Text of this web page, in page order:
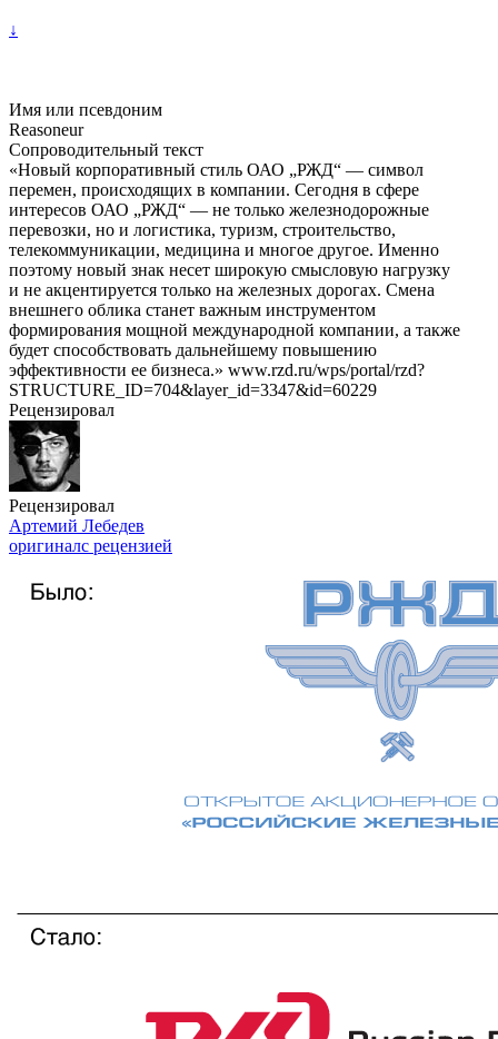
↓
Имя или псевдоним
Reasoneur
Сопроводительный текст
«Новый корпоративный стиль ОАО „РЖД“ — символ
перемен, происходящих в компании. Сегодня в сфере
интересов ОАО „РЖД“ — не только железнодорожные
перевозки, но и логистика, туризм, строительство,
телекоммуникации, медицина и многое другое. Именно
поэтому новый знак несет широкую смысловую нагрузку
и не акцентируется только на железных дорогах. Смена
внешнего облика станет важным инструментом
формирования мощной международной компании, а также
будет способствовать дальнейшему повышению
эффективности ее бизнеса.» www.rzd.ru/wps/portal/rzd?
STRUCTURE_ID=704&layer_id=3347&id=60229
Рецензировал
Рецензировал
Артемий Лебедев
оригиналс рецензией